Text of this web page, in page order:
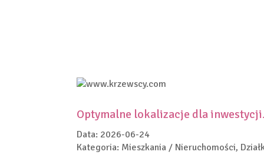
Optymalne lokalizacje dla
Data: 2026-06-24
Kategoria: Mieszkania / Nieruchomości,